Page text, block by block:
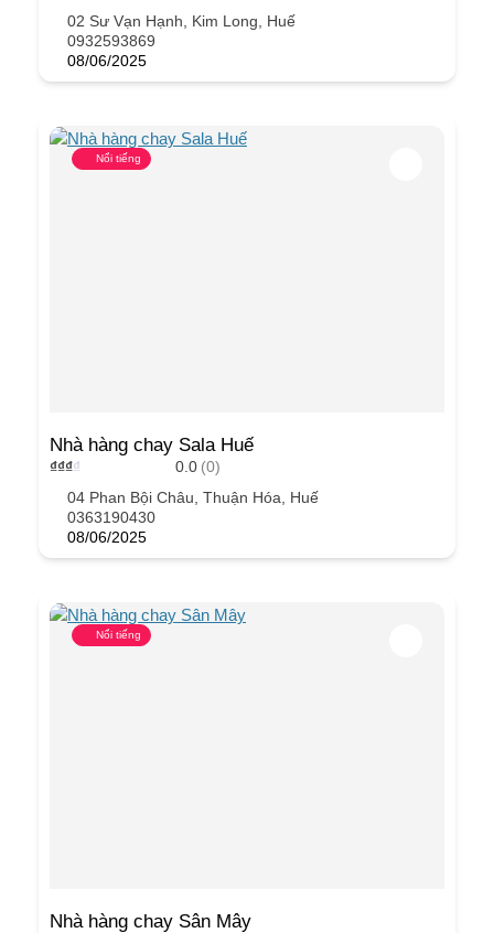
02 Sư Vạn Hạnh, Kim Long, Huế
0932593869
08/06/2025
Nổi tiếng
Nhà hàng chay Sala Huế
₫₫₫₫ 0.0 (0)
04 Phan Bội Châu, Thuận Hóa, Huế
0363190430
08/06/2025
Nổi tiếng
Nhà hàng chay Sân Mây